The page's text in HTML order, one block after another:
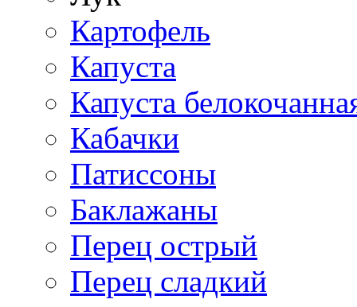
Картофель
Капуста
Капуста
Кабачки
Патиссоны
Баклажаны
Перец острый
Перец сладкий